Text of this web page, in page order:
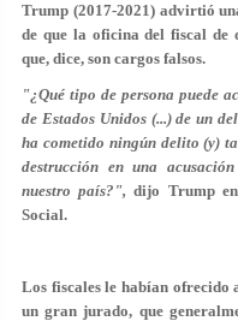
Trump (2017-2021) advirtió
de que la oficina del fiscal de
que, dice, son cargos falsos.
"¿Qué tipo de persona puede
de Estados Unidos (...) de un
ha cometido ningún delito (y)
destrucción en una
nuestro país?", dijo Trump
Social.
Los fiscales le habían
un gran jurado, que